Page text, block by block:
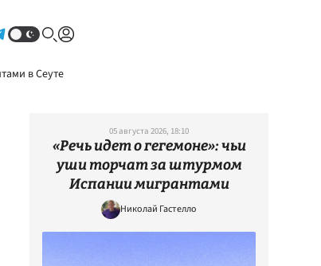
в Сеуте
05 августа 2026, 18:10
«Речь идет о гегемоне»: чьи
уши торчат за штурмом
Испании мигрантами
Николай Гастелло